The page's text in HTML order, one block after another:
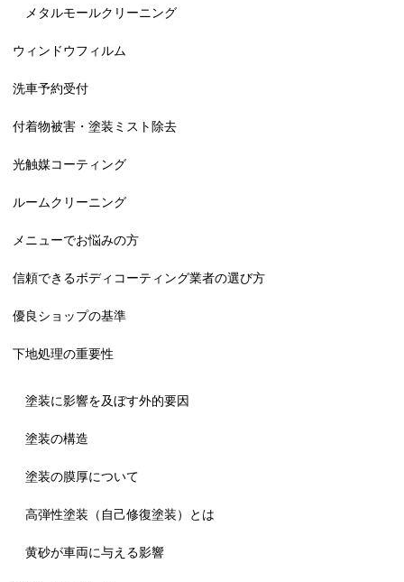
メタルモールクリーニング
ウィンドウフィルム
洗車予約受付
付着物被害・塗装ミスト除去
光触媒コーティング
ルームクリーニング
メニューでお悩みの方
信頼できるボディコーティング業者の選び方
優良ショップの基準
下地処理の重要性
塗装に影響を及ぼす外的要因
塗装の構造
塗装の膜厚について
高弾性塗装（自己修復塗装）とは
黄砂が車両に与える影響